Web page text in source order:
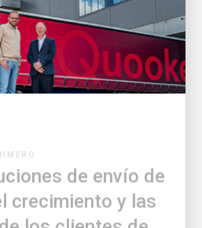
de envío de
crecimiento y las
los clientes de